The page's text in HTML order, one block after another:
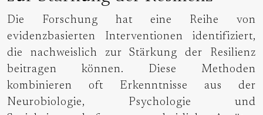
Die Forschung hat eine Reihe von
evidenzbasierten Interventionen identifiziert,
die nachweislich zur Stärkung der Resilienz
beitragen können. Diese Methoden
kombinieren oft Erkenntnisse aus der
Neurobiologie, Psychologie und